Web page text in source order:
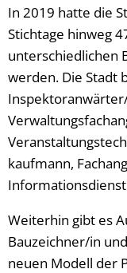
In 2019 hatte die
Stichtage hinweg
unterschiedlichen
werden. Die Stadt
kaufmann,
Weiterhin gibt es
Bauzeichner/in
neuen Modell der